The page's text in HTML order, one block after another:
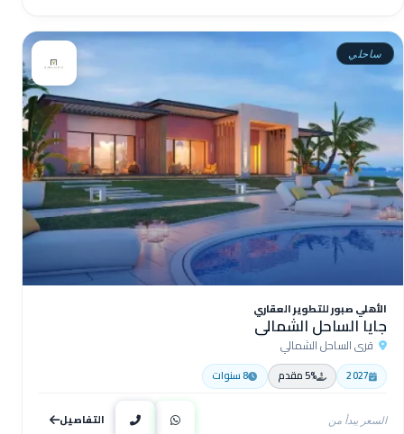
ساحلي
الأهلي صبور للتطوير العقاري
جايا الساحل الشمالي
قرى الساحل الشمالي
2027 5% مقدم 8 سنوات
السعر يبدأ من التفاصيل